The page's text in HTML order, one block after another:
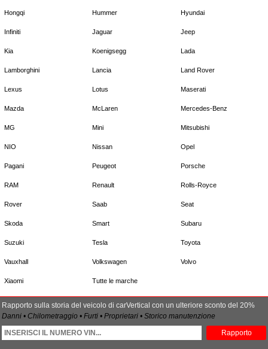
Hongqi Hummer Hyundai
Infiniti Jaguar Jeep
Kia Koenigsegg Lada
Lamborghini Lancia Land Rover
Lexus Lotus Maserati
Mazda McLaren Mercedes-Benz
MG Mini Mitsubishi
NIO Nissan Opel
Pagani Peugeot Porsche
RAM Renault Rolls-Royce
Rover Saab Seat
Skoda Smart Subaru
Suzuki Tesla Toyota
Vauxhall Volkswagen Volvo
Xiaomi Tutte le marche
Rapporto sulla storia del veicolo di carVertical con un ulteriore sconto del 20%
Danni • Chilometraggio • Furti • Proprietari • Storico manutenzione
Rapporto